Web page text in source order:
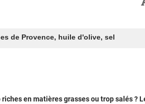
de Provence, huile d'olive, sel
en matières grasses ou trop salés ?